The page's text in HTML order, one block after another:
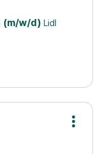
(m/w/d) Lidl